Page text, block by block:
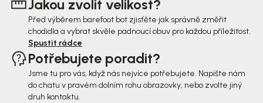
Jakou zvolit velikost?
Před výběrem barefoot bot zjisťěte jak správně změřit
chodidla a vybrat skvěle padnoucí obuv pro každou příležitost.
Spustit rádce
Potřebujete poradit?
Jsme tu pro vás, když nás nejvíce potřebujete. Napište nám
do chatu v pravém dolním rohu obrazovky, nebo zvolte jiný
druh kontaktu.